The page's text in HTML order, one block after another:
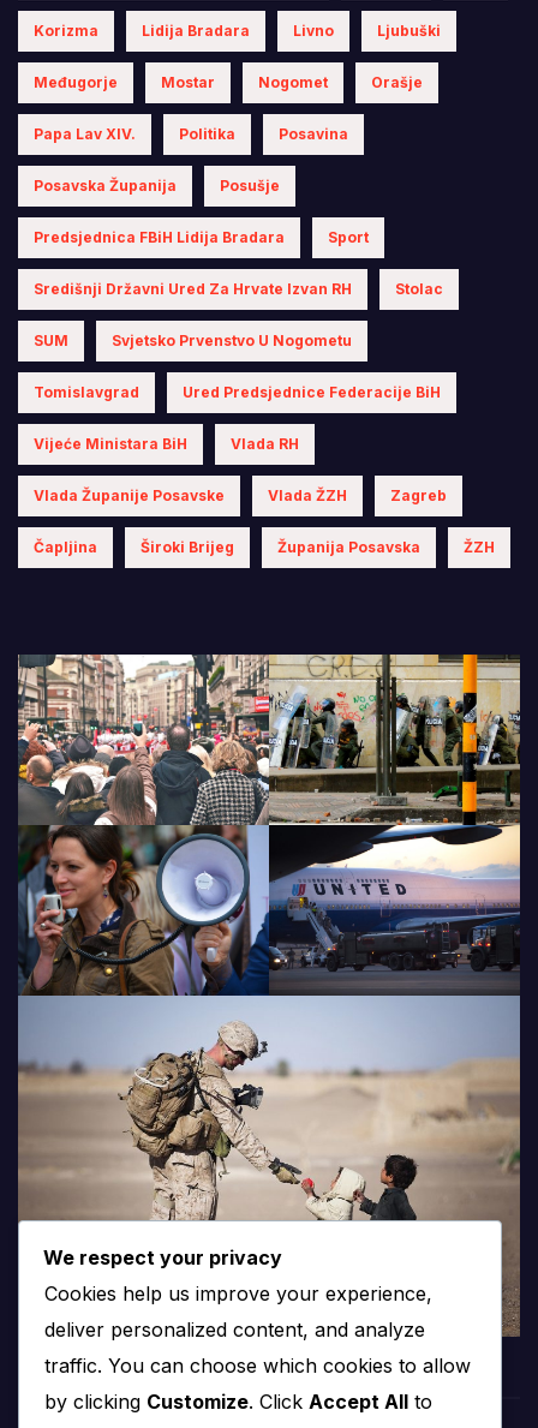
Korizma Lidija Bradara Livno Ljubuški
Međugorje Mostar Nogomet Orašje
Papa Lav XIV. Politika Posavina
Posavska Županija Posušje
Predsjednica FBiH Lidija Bradara Sport
Središnji Državni Ured Za Hrvate Izvan RH Stolac
SUM Svjetsko Prvenstvo U Nogometu
Tomislavgrad Ured Predsjednice Federacije BiH
Vijeće Ministara BiH Vlada RH
Vlada Županije Posavske Vlada ŽZH Zagreb
Čapljina Široki Brijeg Županija Posavska ŽZH
We respect your privacy
Cookies help us improve your experience,
deliver personalized content, and analyze
traffic. You can choose which cookies to allow
by clicking Customize. Click Accept All to